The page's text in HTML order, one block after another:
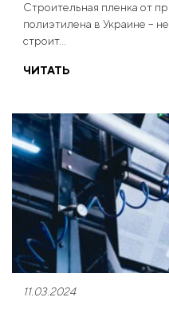
Строительная пленка от
полиэтилена в Украине –
строит...
ЧИТАТЬ
11.03.2024